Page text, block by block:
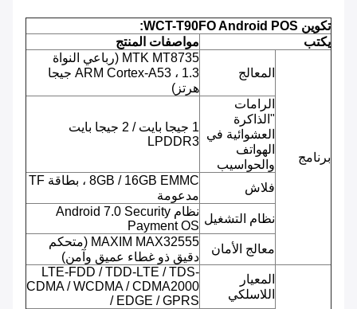
تكوين WCT-T90FO Android POS:
يكتب
مواصفات المنتج
برنامج
المعالج
MTK MT8735 (رباعي النواة
ARM Cortex-A53 ، 1.3 جيجا
هرتز)
الرامات
"الذاكرة
العشوائية في
الهواتف
والحواسيب
1 جيجا بايت / 2 جيجا بايت
LPDDR3
فلاش
8GB / 16GB EMMC ، بطاقة TF
مدعومة
نظام التشغيل
نظام Android 7.0 Security
Payment OS
معالج الأمان
MAXIM MAX32555 (متحكم
دقيق ذو غطاء عميق وآمن)
المعيار
اللاسلكي
LTE-FDD / TDD-LTE / TDS-
CDMA / WCDMA / CDMA2000
/ EDGE / GPRS